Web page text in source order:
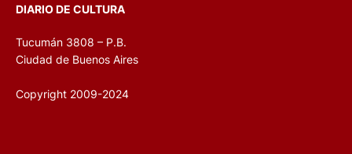
DIARIO DE CULTURA
Tucumán 3808 – P.B.
Ciudad de Buenos Aires
Copyright 2009-2024